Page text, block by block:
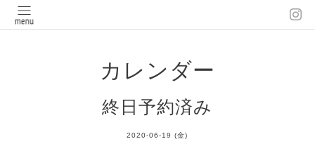
カレンダー
終日予約済み
2020-06-19 (金)